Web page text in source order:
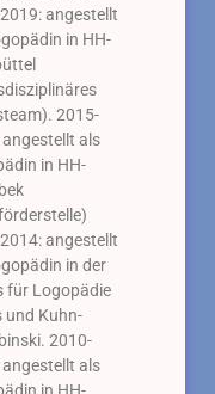
angestellt
in HH-
2015-
als
in HH-
angestellt
in der
für Logopädie
und Kuhn-
2010-
als